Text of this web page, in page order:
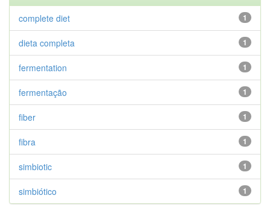
1
complete diet
1
dieta completa
1
fermentation
1
fermentação
1
fiber
1
fibra
1
simbiotic
1
simbiótico